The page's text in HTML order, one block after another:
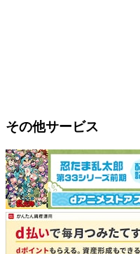
その他サービス